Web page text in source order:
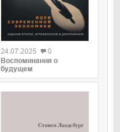
24.07.2025
0
Воспоминания о
будущем